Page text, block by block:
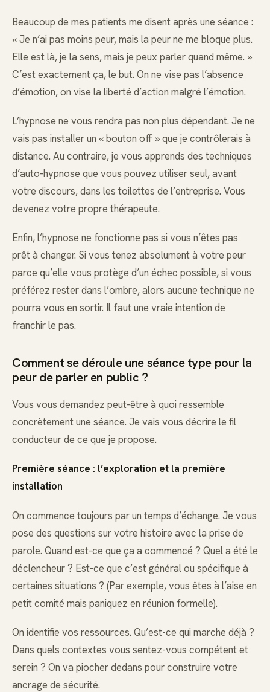
Beaucoup de mes patients me disent après une séance :
« Je n’ai pas moins peur, mais la peur ne me bloque plus.
Elle est là, je la sens, mais je peux parler quand même. »
C’est exactement ça, le but. On ne vise pas l’absence
d’émotion, on vise la liberté d’action malgré l’émotion.
L’hypnose ne vous rendra pas non plus dépendant. Je ne
vais pas installer un « bouton off » que je contrôlerais à
distance. Au contraire, je vous apprends des techniques
d’auto-hypnose que vous pouvez utiliser seul, avant
votre discours, dans les toilettes de l’entreprise. Vous
devenez votre propre thérapeute.
Enfin, l’hypnose ne fonctionne pas si vous n’êtes pas
prêt à changer. Si vous tenez absolument à votre peur
parce qu’elle vous protège d’un échec possible, si vous
préférez rester dans l’ombre, alors aucune technique ne
pourra vous en sortir. Il faut une vraie intention de
franchir le pas.
Comment se déroule une séance type pour la
peur de parler en public ?
Vous vous demandez peut-être à quoi ressemble
concrètement une séance. Je vais vous décrire le fil
conducteur de ce que je propose.
Première séance : l’exploration et la première
installation
On commence toujours par un temps d’échange. Je vous
pose des questions sur votre histoire avec la prise de
parole. Quand est-ce que ça a commencé ? Quel a été le
déclencheur ? Est-ce que c’est général ou spécifique à
certaines situations ? (Par exemple, vous êtes à l’aise en
petit comité mais paniquez en réunion formelle).
On identifie vos ressources. Qu’est-ce qui marche déjà ?
Dans quels contextes vous sentez-vous compétent et
serein ? On va piocher dedans pour construire votre
ancrage de sécurité.